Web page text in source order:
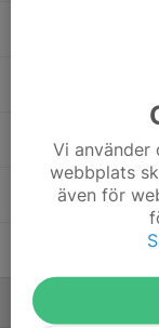
Maja Timarac
Milana
Tilda
Ledare
Vi
webbplats
även för